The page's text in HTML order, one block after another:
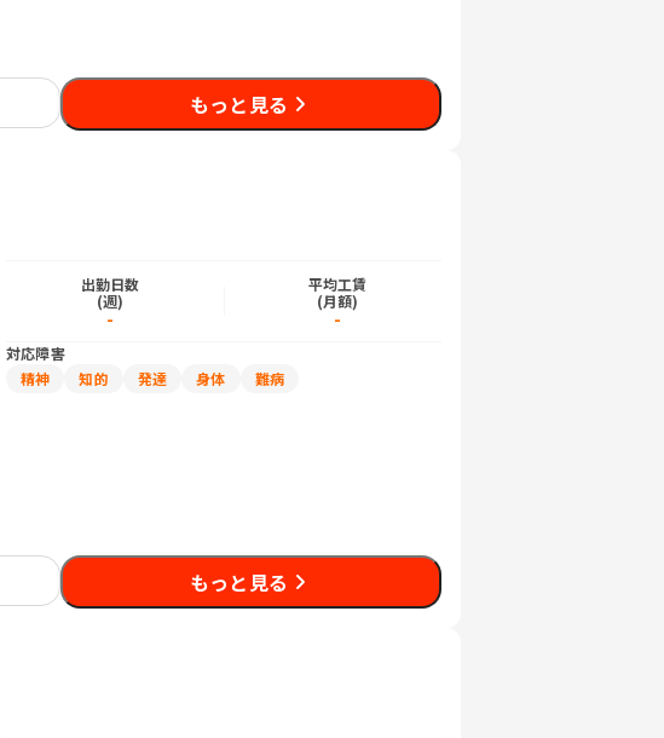
もっと見る
出勤日数
(週)
-
平均工賃
(月額)
-
対応障害
精神
知的 発達 身体 難病
もっと見る